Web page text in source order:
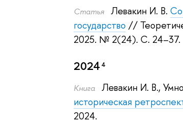
Статья Левакин И. В.
государство //
2025. № 2(24). С. 24–37.
2024 4
Книга Левакин И. В.,
историческая
2024.